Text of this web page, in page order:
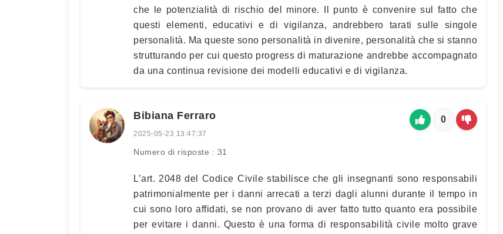
che le potenzialità di rischio del minore. Il punto è convenire sul fatto che
questi elementi, educativi e di vigilanza, andrebbero tarati sulle singole
personalità. Ma queste sono personalità in divenire, personalità che si stanno
strutturando per cui questo progress di maturazione andrebbe accompagnato
da una continua revisione dei modelli educativi e di vigilanza.
Bibiana Ferraro
2025-05-23 13:47:37
Numero di risposte : 31
0
L’art. 2048 del Codice Civile stabilisce che gli insegnanti sono responsabili
patrimonialmente per i danni arrecati a terzi dagli alunni durante il tempo in
cui sono loro affidati, se non provano di aver fatto tutto quanto era possibile
per evitare i danni. Questo è una forma di responsabilità civile molto grave